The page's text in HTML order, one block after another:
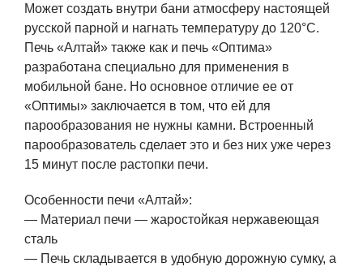
Может создать внутри бани атмосферу настоящей
русской парной и нагнать температуру до 120°C.
Печь «Алтай» также как и печь «Оптима»
разработана специально для применения в
мобильной бане. Но основное отличие ее от
«Оптимы» заключается в том, что ей для
парообразования не нужны камни. Встроенный
парообразователь сделает это и без них уже через
15 минут после растопки печи.
Особенности печи «Алтай»:
— Материал печи — жаростойкая нержавеющая
сталь
— Печь складывается в удобную дорожную сумку, а